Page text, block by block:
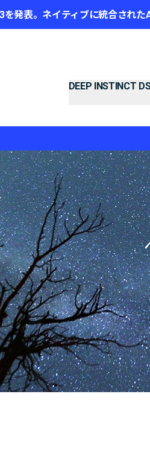
発表。ネイティブに統合された
DEEP INSTINCT